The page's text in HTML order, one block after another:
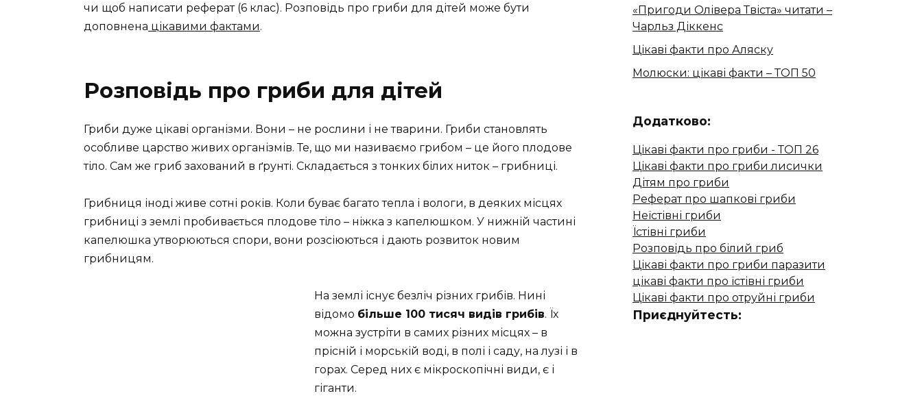
чи щоб написати реферат (6 клас). Розповідь про гриби для дітей може бути
доповнена цікавими фактами.
Розповідь про гриби для дітей
Гриби дуже цікаві організми. Вони – не рослини і не тварини. Гриби становлять
особливе царство живих організмів. Те, що ми називаємо грибом – це його плодове
тіло. Сам же гриб захований в ґрунті. Складається з тонких білих ниток – грибниці.
Грибниця іноді живе сотні років. Коли буває багато тепла і вологи, в деяких місцях
грибниці з землі пробивається плодове тіло – ніжка з капелюшком. У нижній частині
капелюшка утворюються спори, вони розсіюються і дають розвиток новим
грибницям.
На землі існує безліч різних грибів. Нині
відомо більше 100 тисяч видів грибів. Їх
можна зустріти в самих різних місцях – в
прісній і морській воді, в полі і саду, на лузі і в
горах. Серед них є мікроскопічні види, є і
гіганти.
«Пригоди Олівера Твіста» читати –
Чарльз Діккенс
Цікаві факти про Аляску
Молюски: цікаві факти – ТОП 50
Додатково:
Цікаві факти про гриби - ТОП 26
Цікаві факти про гриби лисички
Дітям про гриби
Реферат про шапкові гриби
Неїстівні гриби
Їстівні гриби
Розповідь про білий гриб
Цікаві факти про гриби паразити
цікаві факти про їстівні гриби
Цікаві факти про отруйні гриби
Приєднуйтесть: